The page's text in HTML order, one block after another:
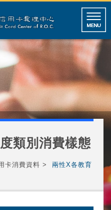
類別消費樣態
卡消費資料
兩性X各教育